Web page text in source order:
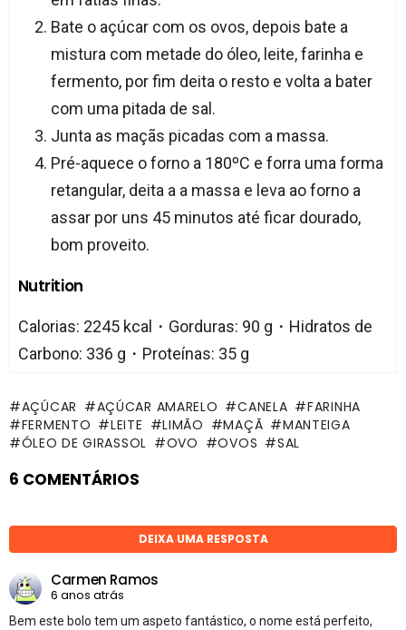
Bate o açúcar com os ovos, depois bate a
mistura com metade do óleo, leite, farinha e
fermento, por fim deita o resto e volta a bater
com uma pitada de sal.
Junta as maçãs picadas com a massa.
Pré-aquece o forno a 180ºC e forra uma forma
retangular, deita a a massa e leva ao forno a
assar por uns 45 minutos até ficar dourado,
bom proveito.
Nutrition
Calorias: 2245 kcal・Gorduras: 90 g・Hidratos de
Carbono: 336 g・Proteínas: 35 g
AÇÚCAR AÇÚCAR AMARELO CANELA
FARINHA
FERMENTO
LEITE LIMÃO MAÇÃ
MANTEIGA
ÓLEO DE GIRASSOL
OVO OVOS SAL
6 COMENTÁRIOS
DEIXA UMA RESPOSTA
Carmen Ramos
6 anos atrás
Bem este bolo tem um aspeto fantástico, o nome está perfeito,